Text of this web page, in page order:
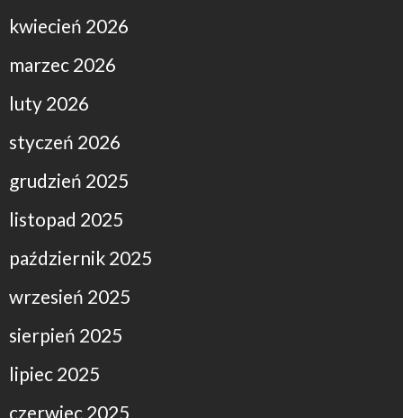
kwiecień 2026
marzec 2026
luty 2026
styczeń 2026
grudzień 2025
listopad 2025
październik 2025
wrzesień 2025
sierpień 2025
lipiec 2025
czerwiec 2025